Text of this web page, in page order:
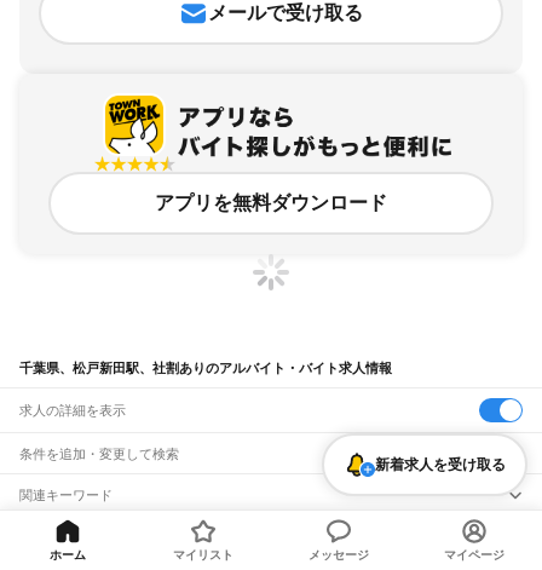
メールで受け取る
アプリを無料ダウンロード
千葉県、松戸新田駅、社割ありのアルバイト・バイト求人情報
求人の詳細を表示
条件を追加・変更して検索
市区町村を追加・変更
千葉県
千葉県すべて
駅を追加・変更
関連キーワード
完全在宅ワーク 全国 シール貼り 在宅 ガチャガチャ
バイトTOP
松戸市
社割ありのアルバイト・バイ
新着求人を受け取る
ホーム マイリスト メッセージ マイページ